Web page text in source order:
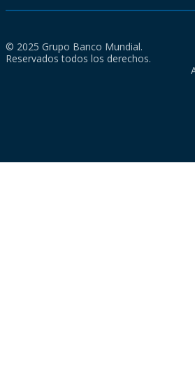
© 2025 Grupo Banco Mundial.
Reservados todos los derechos.